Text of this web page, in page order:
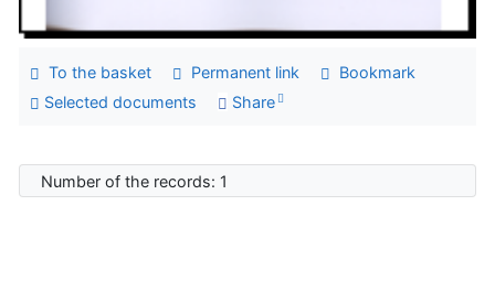
To the basket Permanent link
Bookmark
Selected documents
Share
Number of the records: 1